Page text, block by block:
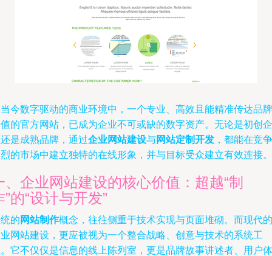
今数字驱动的商业环境中，一个专业、高效且能精准传达品牌
的官方网站，已成为企业不可或缺的数字资产。无论是初创企
是成熟品牌，通过企业网站建设与网站定制开发 ，都能在竞争
的市场中建立独特的在线形象，并与目标受众建立有效连接。
、企业网站建设的核心价值：超越“制
”的“设计与开发”
的 网站制作概念，往往侧重于技术实现与页面堆砌。而现代的
网站建设，更应被视为一个整合战略、创意与技术的系统工
它不仅仅是信息的线上陈列室，更是品牌故事讲述者、用户体